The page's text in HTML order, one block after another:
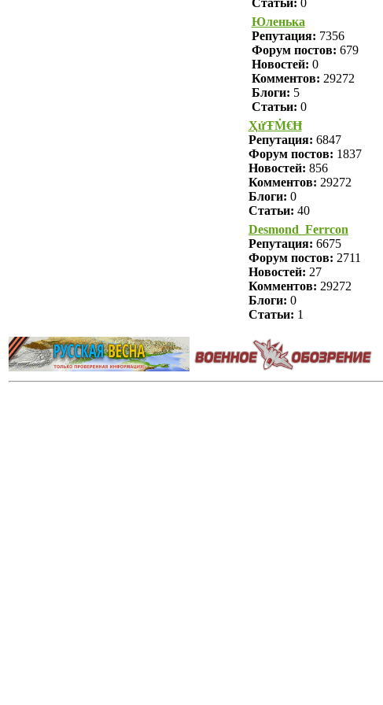
Статьи: 0
Юленька
Репутация: 7356
Форум постов: 679
Новостей: 0
Комментов: 29272
Блоги: 5
Статьи: 0
ҲửŦṀ€Ħ
Репутация: 6847
Форум постов: 1837
Новостей: 856
Комментов: 29272
Блоги: 0
Статьи: 40
Desmond_Ferrcon
Репутация: 6675
Форум постов: 2711
Новостей: 27
Комментов: 29272
Блоги: 0
Статьи: 1